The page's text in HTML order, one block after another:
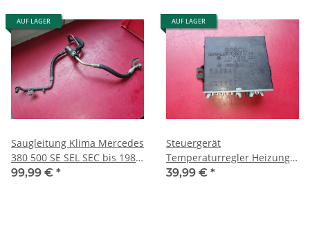
AUF LAGER
Saugleitung Klima Mercedes
380 500 SE SEL SEC bis 1985
0001300257 1171300757
99,99 € *
AUF LAGER
Steuergerät
Temperaturregler Heizung
Klima Mercedes W126
39,99 € *